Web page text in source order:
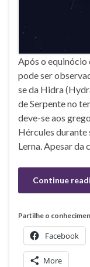
Após o equinócio
pode ser
se da Hidra
de Serpente no
deve-se aos
Hércules durante
Lerna. Apesar da
Continue
Partilhe o
Facebook
More